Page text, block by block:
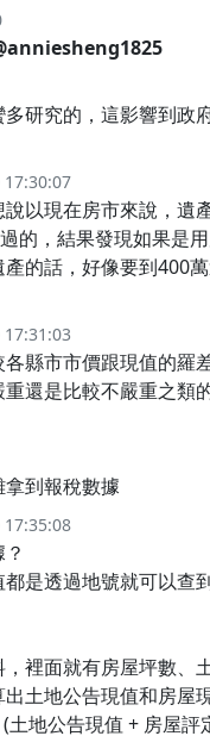
研究的，這影響到政
以現在房市來說，遺
的，結果發現如果是
的話，好像要到400
縣市市價跟現值的羅
還是比較不嚴重之類
到報稅數據
是透過地號就可以查
裡面就有房屋坪數、
土地公告現值和房屋
地公告現值 + 房屋評